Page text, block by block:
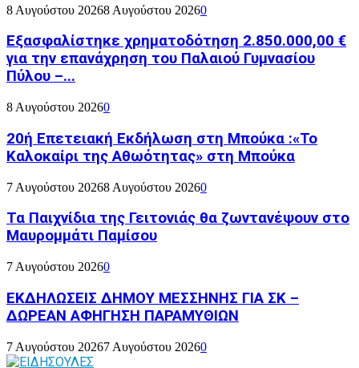
8 Αυγούστου 20268 Αυγούστου 20260
Εξασφαλίστηκε χρηματοδότηση 2.850.000,00 €
για την επανάχρηση του Παλαιού Γυμνασίου
Πύλου –...
8 Αυγούστου 20260
20ή Επετειακή Εκδήλωση στη Μπούκα :«Το
Καλοκαίρι της Αθωότητας» στη Μπούκα
7 Αυγούστου 20268 Αυγούστου 20260
Τα Παιχνίδια της Γειτονιάς θα ζωντανέψουν στο
Μαυρομμάτι Παμίσου
7 Αυγούστου 20260
ΕΚΔΗΛΩΣΕΙΣ ΔΗΜΟΥ ΜΕΣΣΗΝΗΣ ΓΙΑ ΣΚ –
ΔΩΡΕΑΝ ΑΦΗΓΗΣΗ ΠΑΡΑΜΥΘΙΩΝ
7 Αυγούστου 20267 Αυγούστου 20260